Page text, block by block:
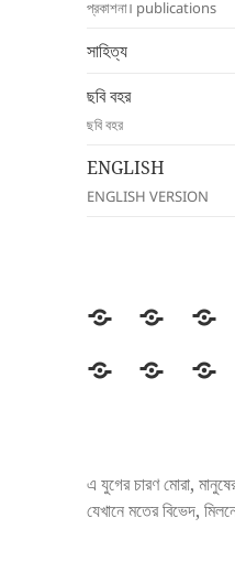
প্রকাশনা। publications
সাহিত্য
ছবি বহর
ছবি বহর
ENGLISH
ENGLISH VERSION
উদীচী সংগঠন
জাতীয়
প্রকাশনাসাহিত্য
ছবি
এ যুগের চারণ মোরা,
যেখানে মতের বিভেদ,